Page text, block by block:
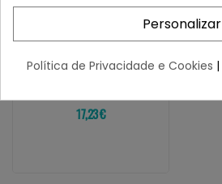
Nayeco Gatera Eco Line
17,23 €
Personalizar
Política de Privacidade e Cookies |